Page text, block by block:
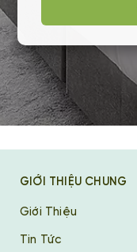
GIỚI THIỆU CHUNG
Giới Thiệu
Tin Tức